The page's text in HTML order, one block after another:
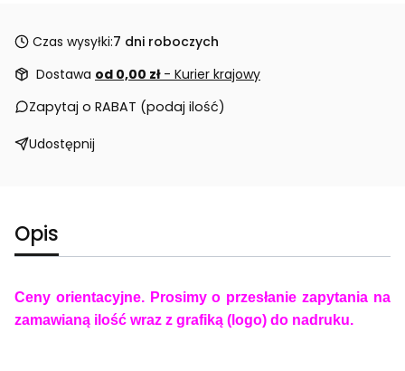
Czas wysyłki:7 dni roboczych
Dostawa od 0,00 zł - Kurier krajowy
Zapytaj o RABAT (podaj ilość)
Udostępnij
Opis
Ceny orientacyjne. Prosimy o przesłanie zapytania na
zamawianą ilość wraz z grafiką (logo) do nadruku.